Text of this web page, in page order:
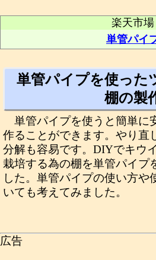
楽天市場
単管パイ
単管パイプを使った
棚の製
単管パイプを使うと簡単に
作ることができます。やり直
分解も容易です。DIYでキウ
栽培する為の棚を単管パイプ
した。単管パイプの使い方や
いても考えてみました。
広告